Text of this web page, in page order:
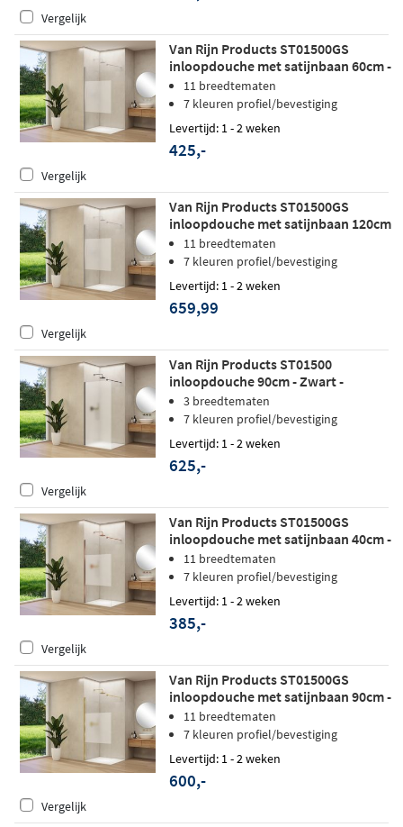
Vergelijk
Van Rijn Products ST01500GS
inloopdouche met satijnbaan 60cm -
Mat wit - zonder stabilisatiestang
11 breedtematen
7 kleuren profiel/bevestiging
Levertijd: 1 - 2 weken
425,-
Vergelijk
Van Rijn Products ST01500GS
inloopdouche met satijnbaan 120cm
- Mat wit
11 breedtematen
7 kleuren profiel/bevestiging
Levertijd: 1 - 2 weken
659,99
Vergelijk
Van Rijn Products ST01500
inloopdouche 90cm - Zwart -
Satijnglas
3 breedtematen
7 kleuren profiel/bevestiging
Levertijd: 1 - 2 weken
625,-
Vergelijk
Van Rijn Products ST01500GS
inloopdouche met satijnbaan 40cm -
Geborsteld koper - zonder
stabilisatiestang
11 breedtematen
7 kleuren profiel/bevestiging
Levertijd: 1 - 2 weken
385,-
Vergelijk
Van Rijn Products ST01500GS
inloopdouche met satijnbaan 90cm -
Geborsteld messing
11 breedtematen
7 kleuren profiel/bevestiging
Levertijd: 1 - 2 weken
600,-
Vergelijk